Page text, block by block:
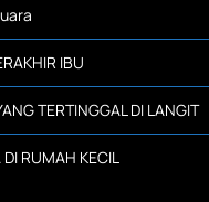
IBU
TERTINGGAL DI LANGIT
RUMAH KECIL